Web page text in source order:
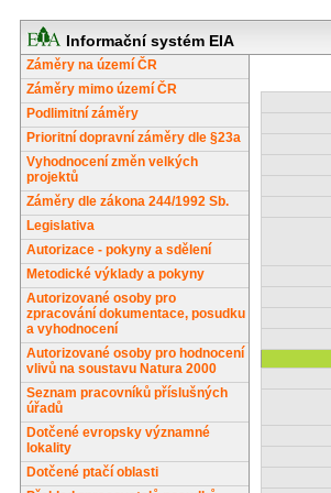
Informační systém EIA
Záměry na území ČR
Záměry mimo území ČR
Podlimitní záměry
Prioritní dopravní záměry dle §23a
Vyhodnocení změn velkých
projektů
Záměry dle zákona 244/1992 Sb.
Legislativa
Autorizace - pokyny a sdělení
Metodické výklady a pokyny
Autorizované osoby pro
zpracování dokumentace, posudku
a vyhodnocení
Autorizované osoby pro hodnocení
vlivů na soustavu Natura 2000
Seznam pracovníků příslušných
úřadů
Dotčené evropsky významné
lokality
Dotčené ptačí oblasti